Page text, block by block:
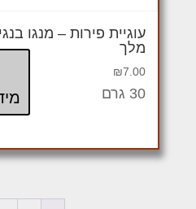
עוגיית פירות – מנגו
מלך
₪7.00
30 גרם